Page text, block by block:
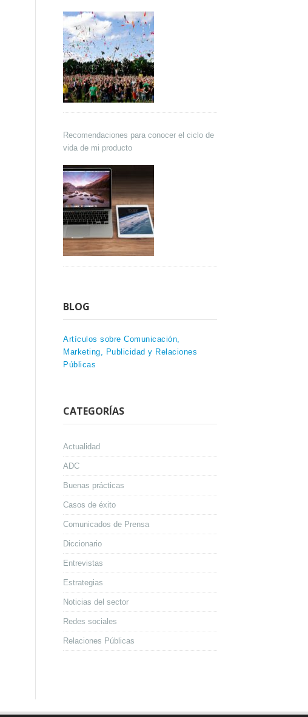
Recomendaciones para conocer el ciclo de
vida de mi producto
BLOG
Artículos sobre Comunicación,
Marketing, Publicidad y Relaciones
Públicas
CATEGORÍAS
Actualidad
ADC
Buenas prácticas
Casos de éxito
Comunicados de Prensa
Diccionario
Entrevistas
Estrategias
Noticias del sector
Redes sociales
Relaciones Públicas